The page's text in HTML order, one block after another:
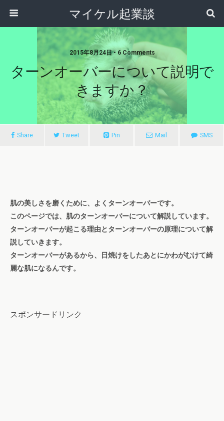
マイケル起業談
2015年8月24日 • 6 Comments
ターンオーバーについて説明で
きますか？
Share Tweet Pin Mail SMS
肌の美しさを磨くために、よくターンオーバーです。
このページでは、肌のターンオーバーについて解説しています。
ターンオーバーが起こる理由とターンオーバーの原理について解
説していきます。
ターンオーバーがあるから、日焼けをしたあとにかわがむけて綺
麗な肌になるんです。
スポンサードリンク